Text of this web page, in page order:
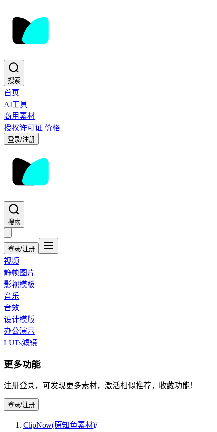
搜索
首页
AI工具
商用素材
授权许可证 价格
登录/注册
搜索
登录/注册
视频
静帧图片
影视模板
音乐
音效
设计模版
办公演示
LUTs滤镜
更多功能
注册登录，可发现更多素材，激活相似推荐，收藏功能！
登录/注册
ClipNow(原知鱼素材)/